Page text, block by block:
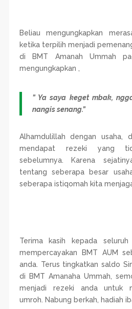
Beliau mengungkapkan
ketika terpilih menjadi
di BMT Amanah Ummah
mengungkapkan ,
” Ya saya keget mbak,
nangis senang.”
Alhamdulillah dengan usaha,
mendapat rezeki yang
sebelumnya. Karena
tentang seberapa besar
seberapa istiqomah kita
Terima kasih kepada
mempercayakan BMT AUM
anda. Terus tingkatkan saldo
di BMT Amanaha Ummah,
menjadi rezeki anda untuk
umroh. Nabung berkah, hadiah